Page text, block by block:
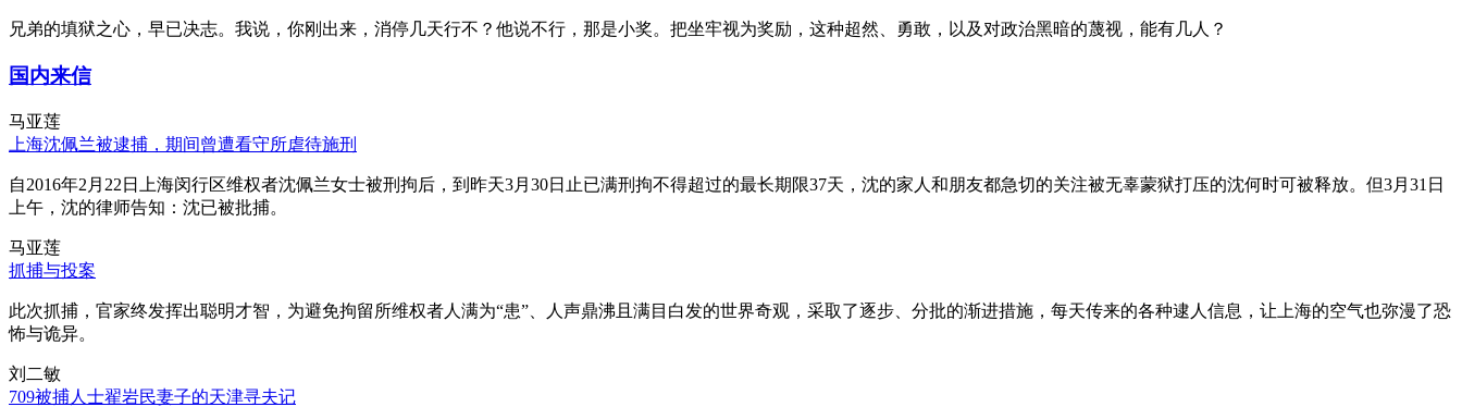
兄弟的填狱之心，早已决志。我说，你刚出来，消停几天行不？他说不行，那是小奖。把坐牢视为奖励，这种超然、勇敢，以及对政治黑暗的蔑视，能有几人？
国内来信
马亚莲
上海沈佩兰被逮捕，期间曾遭看守所虐待施刑
自2016年2月22日上海闵行区维权者沈佩兰女士被刑拘后，到昨天3月30日止已满刑拘不得超过的最长期限37天，沈的家人和朋友都急切的关注被无辜蒙狱打压的沈何时可被释放。但3月31日
上午，沈的律师告知：沈已被批捕。
马亚莲
抓捕与投案
此次抓捕，官家终发挥出聪明才智，为避免拘留所维权者人满为“患”、人声鼎沸且满目白发的世界奇观，采取了逐步、分批的渐进措施，每天传来的各种逮人信息，让上海的空气也弥漫了恐
怖与诡异。
刘二敏
709被捕人士翟岩民妻子的天津寻夫记